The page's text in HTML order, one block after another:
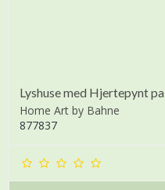
Lyshuse med Hjertepynt
Home Art by Bahne
877837